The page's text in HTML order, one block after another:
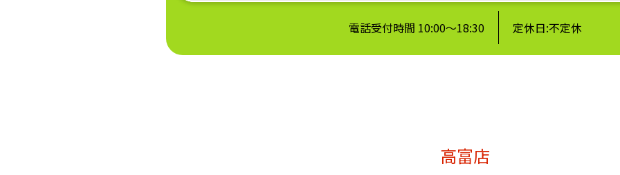
電話受付時間 10:00～18:30 定休日:不定休
高富店